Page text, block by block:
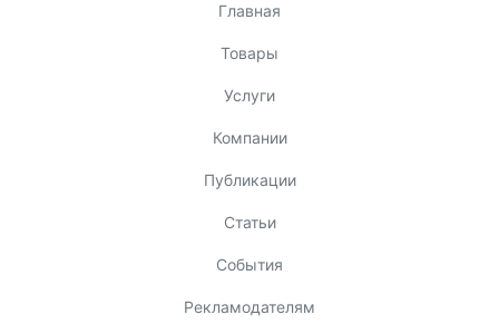
Главная
Товары
Услуги
Компании
Публикации
Статьи
События
Рекламодателям